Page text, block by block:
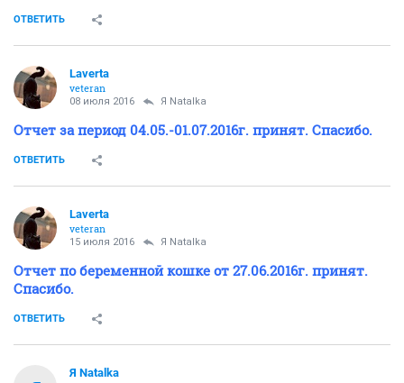
ОТВЕТИТЬ
Laverta
veteran
08 июля 2016 Я Natalka
Отчет за период 04.05.-01.07.2016г. принят. Спасибо.
ОТВЕТИТЬ
Laverta
veteran
15 июля 2016 Я Natalka
Отчет по беременной кошке от 27.06.2016г. принят.
Спасибо.
ОТВЕТИТЬ
Я Natalka